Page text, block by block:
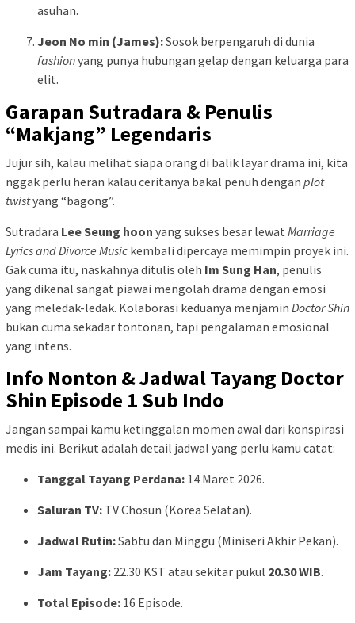
asuhan.
Jeon No min (James):Sosok berpengaruh di dunia
fashionyang punya hubungan gelap dengan keluarga para
elit.
Garapan Sutradara & Penulis
“Makjang” Legendaris
Jujur sih, kalau melihat siapa orang di balik layar drama ini, kita
nggak perlu heran kalau ceritanya bakal penuh dengan plot
twistyang “bagong”.
Sutradara Lee Seung hoon yang sukses besar lewat Marriage
Lyrics and Divorce Music kembali dipercaya memimpin proyek ini.
Gak cuma itu, naskahnya ditulis oleh Im Sung Han, penulis
yang dikenal sangat piawai mengolah drama dengan emosi
yang meledak-ledak. Kolaborasi keduanya menjamin Doctor Shin
bukan cuma sekadar tontonan, tapi pengalaman emosional
yang intens.
Info Nonton & Jadwal Tayang Doctor
Shin Episode 1 Sub Indo
Jangan sampai kamu ketinggalan momen awal dari konspirasi
medis ini. Berikut adalah detail jadwal yang perlu kamu catat:
Tanggal Tayang Perdana: 14 Maret 2026.
Saluran TV: TV Chosun (Korea Selatan).
Jadwal Rutin:Sabtu dan Minggu (Miniseri Akhir Pekan).
Jam Tayang: 22.30 KST atau sekitar pukul 20.30 WIB.
Total Episode: 16 Episode.